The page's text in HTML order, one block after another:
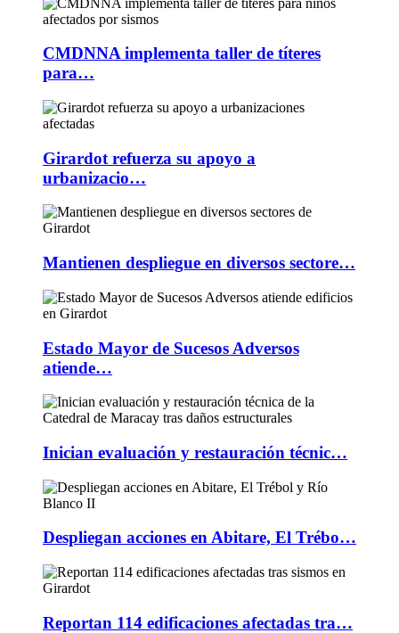
CMDNNA implementa taller de títeres
para…
Girardot refuerza su apoyo a
urbanizacio…
Mantienen despliegue en diversos sectore…
Estado Mayor de Sucesos Adversos
atiende…
Inician evaluación y restauración técnic…
Despliegan acciones en Abitare, El Trébo…
Reportan 114 edificaciones afectadas tra…